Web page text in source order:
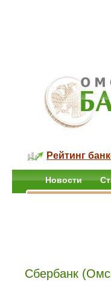
Рейтинг
Новости
Сбербанк